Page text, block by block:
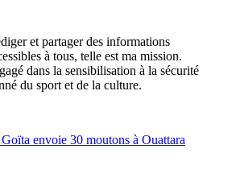
et partager des informations
à tous, telle est ma mission.
dans la sensibilisation à la sécurité
du sport et de la culture.
envoie 30 moutons à Ouattara